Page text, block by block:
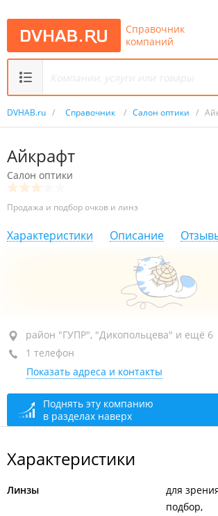
Справочник
компаний
DVHAB.ru / Справочник / Салон оптики /
Айкрафт
Салон оптики
Продажа и подбор очков и линз
Характеристики Описание
район "ГУПР", ул. Серышева, 25
МТЦ "Счастмаг", 2-й этаж
+7 (4212) 749-57-75-55-54доб. 7408
открыто, закроется через 40 мин.
район "ГУПР", "Дикопольцева" и ещё 6
1 телефон
Показать адреса и контакты
Поднять эту компанию
в разделах наверх
Характеристики
Линзы
для
подбор